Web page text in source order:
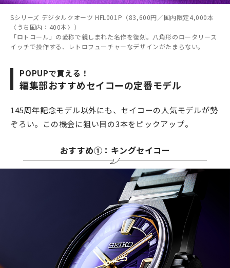
Sシリーズ デジタルクオーツ HFL001P（83,600円／国内限定4,000本
〈うち国内：400本〉）
「ロトコール」の愛称で親しまれた名作を復刻。八角形のロータリース
イッチで操作する、レトロフューチャーなデザインがたまらない。
POPUPで買える！
編集部おすすめセイコーの定番モデル
145周年記念モデル以外にも、セイコーの人気モデルが勢
ぞろい。この機会に狙い目の3本をピックアップ。
おすすめ①：キングセイコー